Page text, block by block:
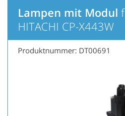
Lampen mit Modul
HITACHI CP-X443W
Produktnummer: DT00691